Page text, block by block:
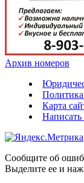
Архив номеров
Карта
Сообщите об
Выделите ее и